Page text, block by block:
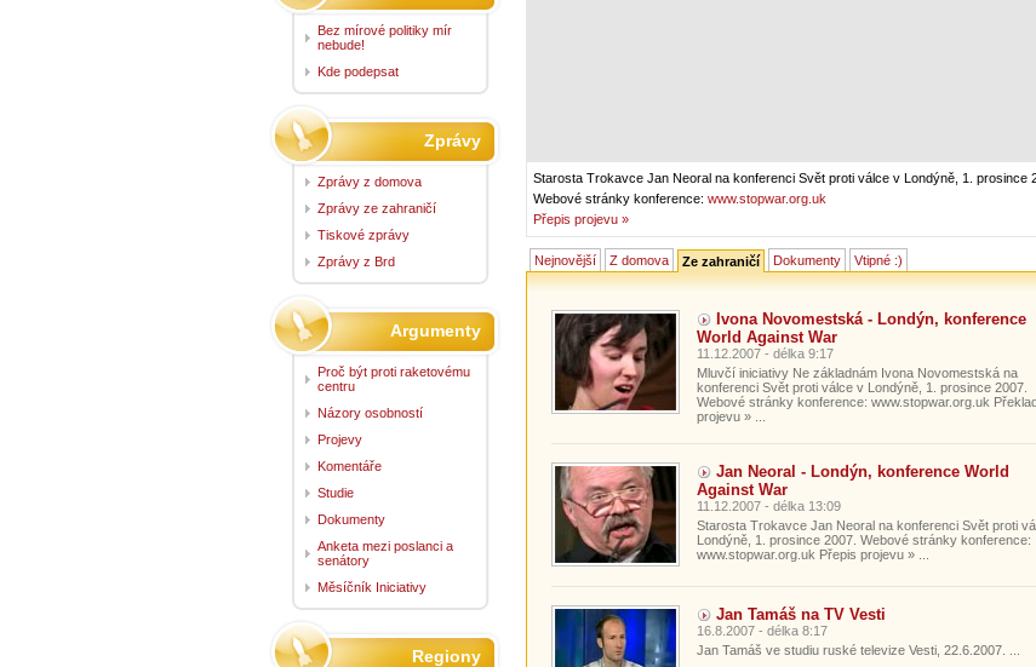
Starosta Trokavce Jan Neoral na konferenci Svět proti válce v Londýně, 1. prosince
Webové stránky konference: www.stopwar.org.uk
Přepis projevu »
Nejnovější Z domova Ze zahraničí Dokumenty Vtipné :)
Ivona Novomestská - Londýn, konference
World Against War
11.12.2007 - délka 9:17
Mluvčí iniciativy Ne základnám Ivona Novomestská na
konferenci Svět proti válce v Londýně, 1. prosince 2007.
Webové stránky konference: www.stopwar.org.uk
projevu » ...
Jan Neoral - Londýn, konference World
Against War
11.12.2007 - délka 13:09
Starosta Trokavce Jan Neoral na konferenci Svět proti
Londýně, 1. prosince 2007. Webové stránky konference:
www.stopwar.org.uk Přepis projevu » ...
Jan Tamáš na TV Vesti
16.8.2007 - délka 8:17
Jan Tamáš ve studiu ruské televize Vesti, 22.6.2007. ...
Bez mírové politiky mír
nebude!
Kde podepsat
Zprávy
Zprávy z domova
Zprávy ze zahraničí
Tiskové zprávy
Zprávy z Brd
Argumenty
Proč být proti raketovému
centru
Názory osobností
Projevy
Komentáře
Studie
Dokumenty
Anketa mezi poslanci a
senátory
Měsíčník Iniciativy
Regiony